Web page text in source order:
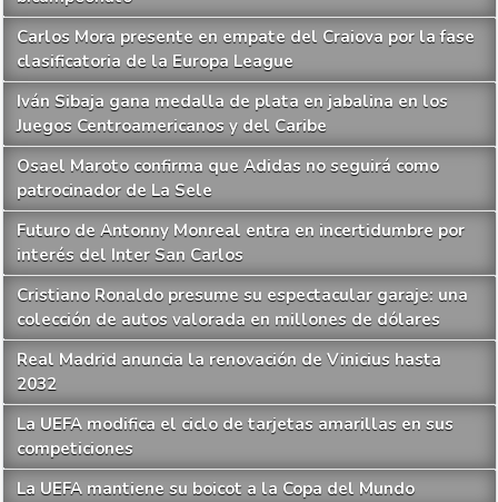
Carlos Mora presente en empate del Craiova por la fase
clasificatoria de la Europa League
Iván Sibaja gana medalla de plata en jabalina en los
Juegos Centroamericanos y del Caribe
Osael Maroto confirma que Adidas no seguirá como
patrocinador de La Sele
Futuro de Antonny Monreal entra en incertidumbre por
interés del Inter San Carlos
Cristiano Ronaldo presume su espectacular garaje: una
colección de autos valorada en millones de dólares
Real Madrid anuncia la renovación de Vinicius hasta
2032
La UEFA modifica el ciclo de tarjetas amarillas en sus
competiciones
La UEFA mantiene su boicot a la Copa del Mundo